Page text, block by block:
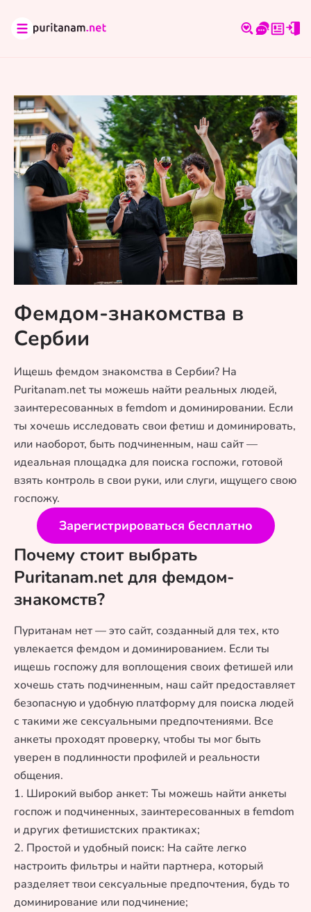
Фемдом-знакомства в
Сербии
Ищешь фемдом знакомства в Сербии? На
Puritanam.net ты можешь найти реальных людей,
заинтересованных в femdom и доминировании. Если
ты хочешь исследовать свои фетиш и доминировать,
или наоборот, быть подчиненным, наш сайт —
идеальная площадка для поиска госпожи, готовой
взять контроль в свои руки, или слуги, ищущего свою
госпожу.
Зарегистрироваться бесплатно
Почему стоит выбрать
Puritanam.net для фемдом-
знакомств?
Пуританам нет — это сайт, созданный для тех, кто
увлекается фемдом и доминированием. Если ты
ищешь госпожу для воплощения своих фетишей или
хочешь стать подчиненным, наш сайт предоставляет
безопасную и удобную платформу для поиска людей
с такими же сексуальными предпочтениями. Все
анкеты проходят проверку, чтобы ты мог быть
уверен в подлинности профилей и реальности
общения.
1. Широкий выбор анкет: Ты можешь найти анкеты
госпож и подчиненных, заинтересованных в femdom
и других фетишистских практиках;
2. Простой и удобный поиск: На сайте легко
настроить фильтры и найти партнера, который
разделяет твои сексуальные предпочтения, будь то
доминирование или подчинение;